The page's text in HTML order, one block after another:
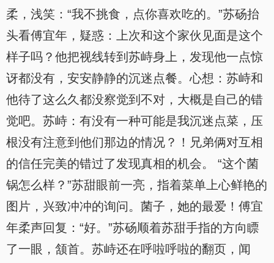
柔，浅笑：“我不挑食，点你喜欢吃的。”苏砀抬
头看傅宜年，疑惑：上次和这个家伙见面是这个
样子吗？他把视线转到苏峙身上，发现他一点惊
讶都没有，安安静静的沉迷点餐。心想：苏峙和
他待了这么久都没察觉到不对，大概是自己的错
觉吧。苏峙：有没有一种可能是我沉迷点菜，压
根没有注意到他们那边的情况？！兄弟俩对互相
的信任完美的错过了发现真相的机会。 “这个菌
锅怎么样？”苏甜眼前一亮，指着菜单上心鲜艳的
图片，兴致冲冲的询问。菌子，她的最爱！傅宜
年柔声回复：“好。”苏砀顺着苏甜手指的方向瞟
了一眼，颔首。苏峙还在呼啦呼啦的翻页，闻